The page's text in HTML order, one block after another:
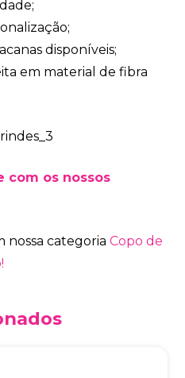
disponíveis;
em material de fibra
com os nossos
nossa categoriaCopo de